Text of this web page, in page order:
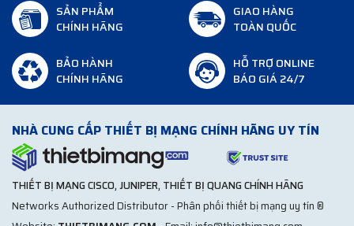
SẢN PHẨM
CHÍNH HÃNG
GIAO HÀNG
TOÀN QUỐC
BẢO HÀNH
CHÍNH HÃNG
HỖ TRỢ ONLINE
BÁO GIÁ 24/7
NHÀ CUNG CẤP THIẾT BỊ MẠNG CHÍNH HÃNG UY TÍN
THIẾT BỊ MẠNG CISCO, JUNIPER, THIẾT BỊ QUANG CHÍNH HÃNG
Networks Authorized Distributor - Phân phối thiết bị mạng uy tín ®